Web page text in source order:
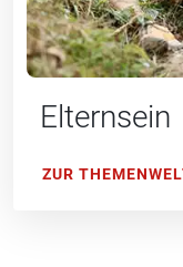
Elternsein
ZUR